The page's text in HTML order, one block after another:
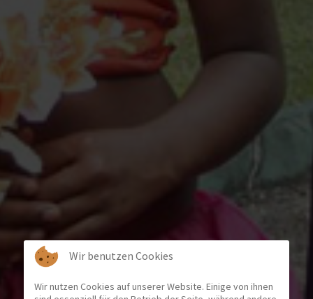
Wir benutzen Cookies
Wir nutzen Cookies auf unserer Website. Einige von ihnen